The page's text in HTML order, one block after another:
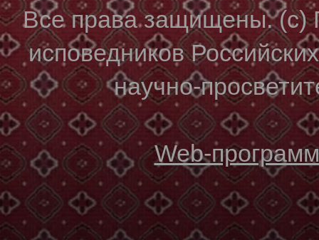
Все права защищены. (с)
исповедников
научно-
Web-